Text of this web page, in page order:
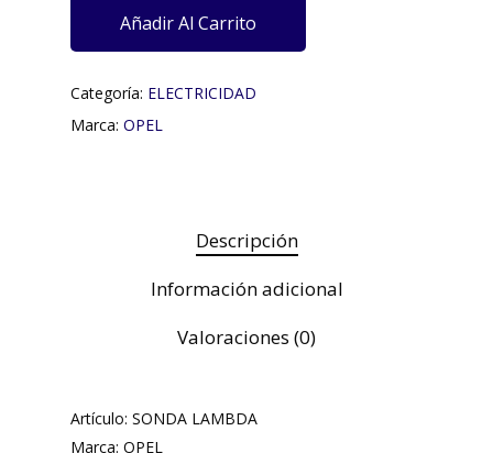
Añadir Al Carrito
Categoría: ELECTRICIDAD
Marca: OPEL
Descripción
Información adicional
Valoraciones (0)
Artículo: SONDA LAMBDA
Marca: OPEL